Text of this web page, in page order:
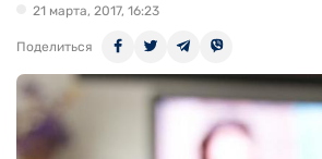
21 марта, 2017, 16:23
Поделиться